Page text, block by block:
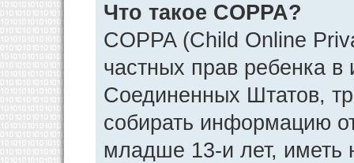
Что такое COPPA?
COPPA (Child Online
частных прав ребенка в
Соединенных Штатов,
собирать информацию
младше 13-и лет, иметь